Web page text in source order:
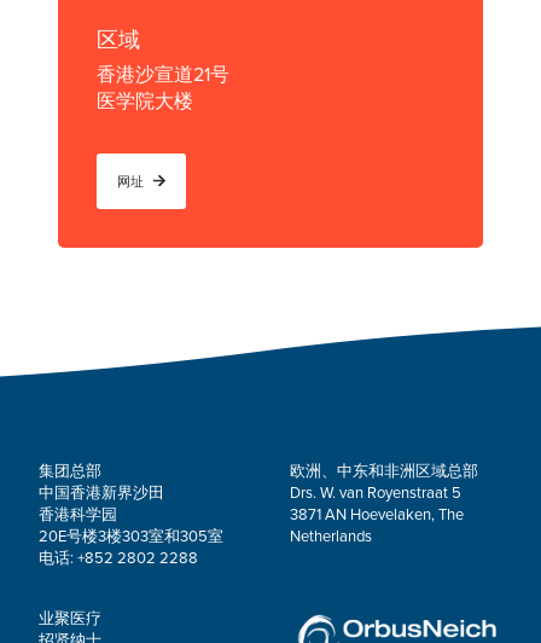
区域
香港沙宣道21号
医学院大楼
网址
集团总部
中国香港新界沙田
香港科学园
20E号楼3楼303室和305室
电话: +852 2802 2288
欧洲、中东和非洲区域总部
Drs. W. van Royenstraat 5
3871 AN Hoevelaken, The
Netherlands
业聚医疗